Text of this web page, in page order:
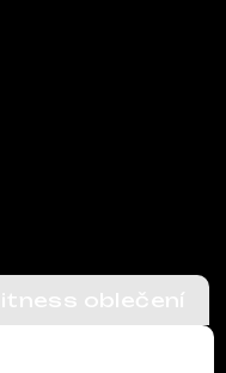
oblečení